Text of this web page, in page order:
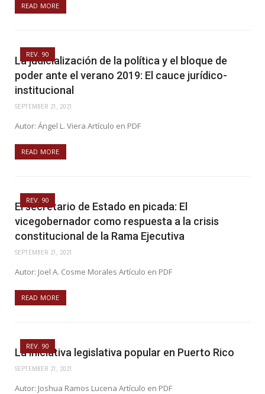
READ MORE
REV. 90
La judicialización de la política y el bloque de
poder ante el verano 2019: El cauce jurídico-
institucional
SEPTEMBER 21, 2021
Autor: Ángel L. Viera Artículo en PDF
READ MORE
REV. 90
El secretario de Estado en picada: El
vicegobernador como respuesta a la crisis
constitucional de la Rama Ejecutiva
SEPTEMBER 21, 2021
Autor: Joel A. Cosme Morales Artículo en PDF
READ MORE
REV. 90
La iniciativa legislativa popular en Puerto Rico
SEPTEMBER 21, 2021
Autor: Joshua Ramos Lucena Artículo en PDF